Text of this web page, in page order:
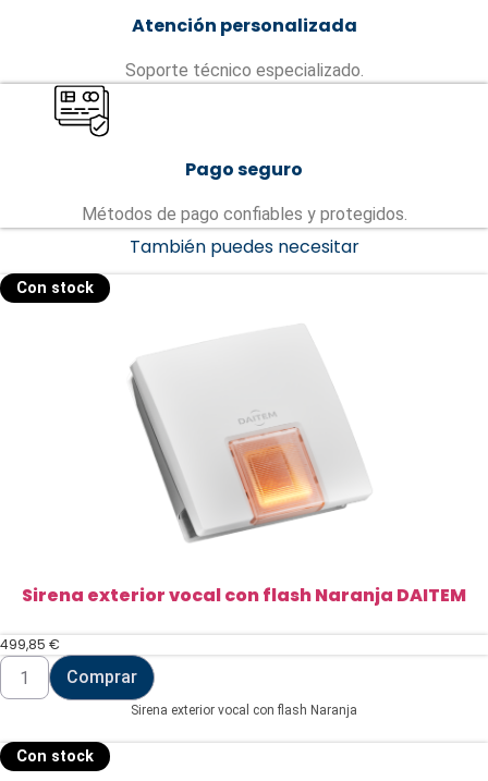
Atención personalizada
Soporte técnico especializado.
Pago seguro
Métodos de pago confiables y protegidos.
También puedes necesitar
Con stock
Sirena exterior vocal con flash Naranja DAITEM
499,85 €
Sirena
exterior
vocal
Naranja
DAITEM
Comprar
Sirena exterior vocal con flash Naranja
Con stock